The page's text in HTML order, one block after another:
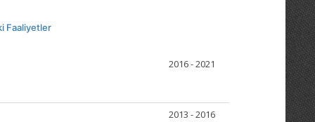
Faaliyetler
2016 - 2021
2013 - 2016